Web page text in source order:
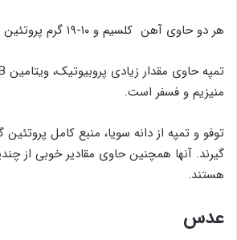
هر دو حاوی آهن کلسیم و ۱۰-۱۹ گرم پروتئین در ۱۰۰ گرم هستند.
منیزیم و فسفر است.
توفو و تمپه از دانه سویا، منبع کامل
گیرند. آنها همچنین حاوی مقادیر خوبی از
هستند.
عدس